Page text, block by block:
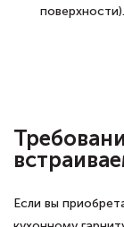
поверхности).
Если вы